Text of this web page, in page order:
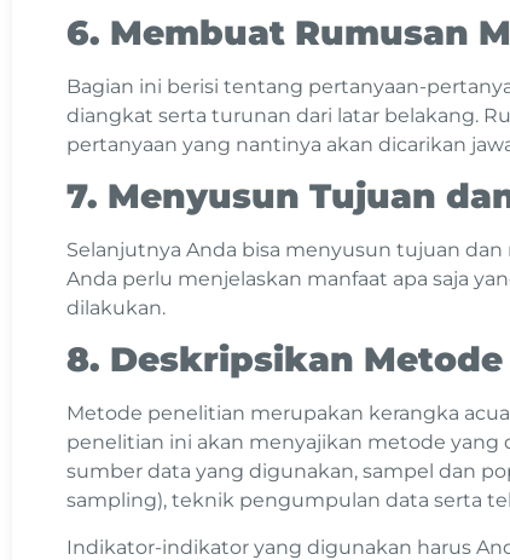
6. Membuat Rumusan
Bagian ini berisi tentang pertanyaan-
diangkat serta turunan dari latar belakang.
pertanyaan yang nantinya akan dicarikan
7. Menyusun Tujuan
Selanjutnya Anda bisa menyusun tujuan
Anda perlu menjelaskan manfaat apa saja
dilakukan.
8. Deskripsikan
Metode penelitian merupakan kerangka
penelitian ini akan menyajikan metode
sumber data yang digunakan, sampel dan
sampling), teknik pengumpulan data serta
Indikator-indikator yang digunakan harus